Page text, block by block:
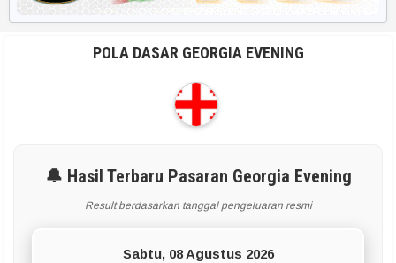
POLA DASAR GEORGIA EVENING
🔔 Hasil Terbaru Pasaran Georgia Evening
Result berdasarkan tanggal pengeluaran resmi
Sabtu, 08 Agustus 2026